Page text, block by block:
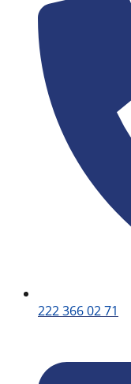
222 366 02 71